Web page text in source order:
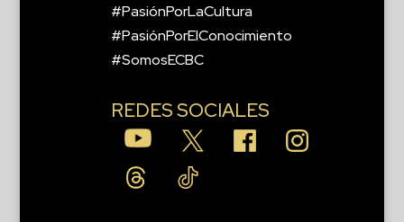
#PasiónPorLaCultura
#PasiónPorElConocimiento
#SomosECBC
REDES SOCIALES